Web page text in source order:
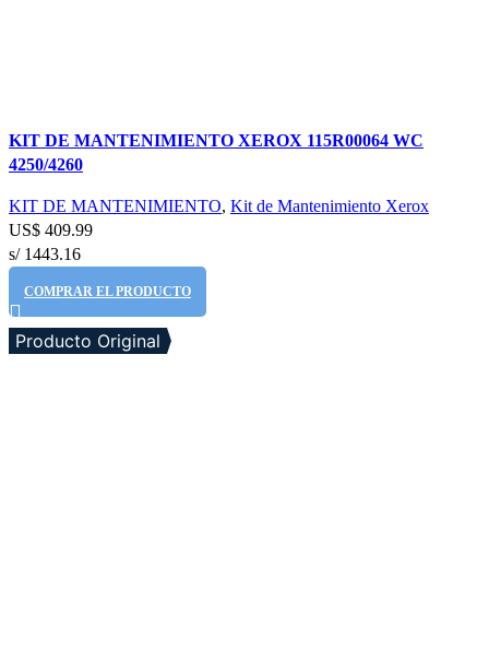
Vista rápida
Añadir a la lista de deseos
KIT DE MANTENIMIENTO XEROX 115R00064 WC
4250/4260
KIT DE MANTENIMIENTO, Kit de Mantenimiento Xerox
US$ 409.99
s/ 1443.16
COMPRAR EL PRODUCTO
Producto Original